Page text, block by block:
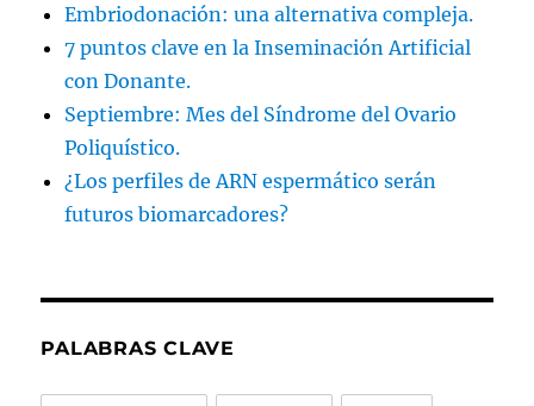
Embriodonación: una alternativa compleja.
7 puntos clave en la Inseminación Artificial
con Donante.
Septiembre: Mes del Síndrome del Ovario
Poliquístico.
¿Los perfiles de ARN espermático serán
futuros biomarcadores?
PALABRAS CLAVE